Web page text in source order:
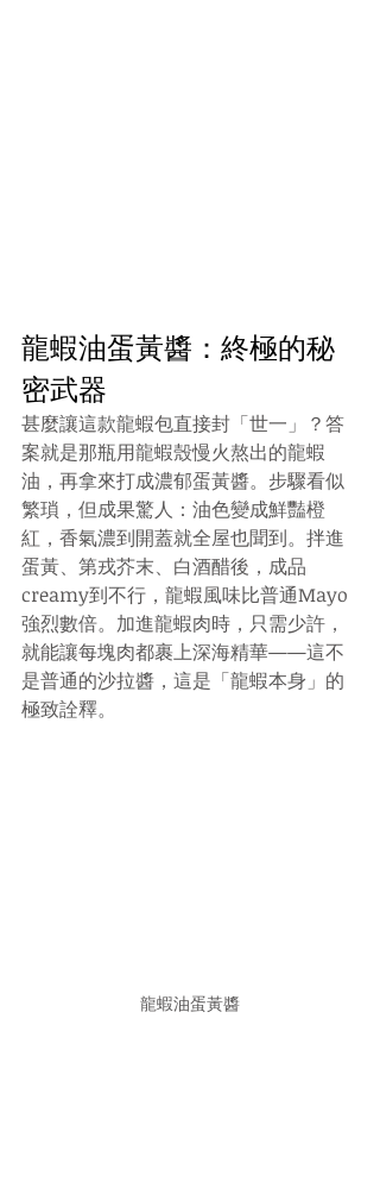
龍蝦油蛋黃醬：終極的秘
密武器
甚麼讓這款龍蝦包直接封「世一」？答
案就是那瓶用龍蝦殼慢火熬出的龍蝦
油，再拿來打成濃郁蛋黃醬。步驟看似
繁瑣，但成果驚人：油色變成鮮豔橙
紅，香氣濃到開蓋就全屋也聞到。拌進
蛋黃、第戎芥末、白酒醋後，成品
creamy到不行，龍蝦風味比普通Mayo
強烈數倍。加進龍蝦肉時，只需少許，
就能讓每塊肉都裹上深海精華——這不
是普通的沙拉醬，這是「龍蝦本身」的
極致詮釋。
龍蝦油蛋黃醬